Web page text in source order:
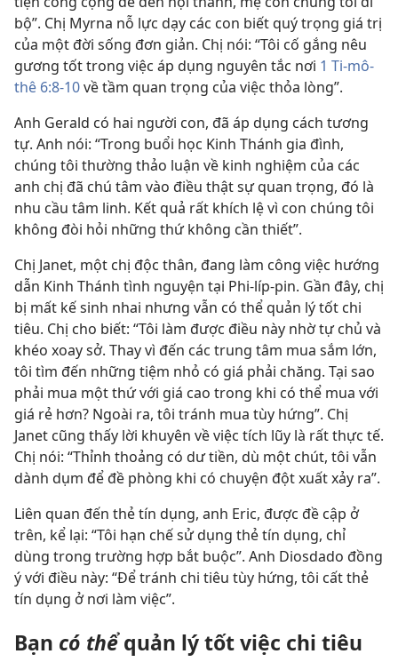
bộ”. Chị Myrna nỗ lực dạy các con biết quý trọng giá trị
của một đời sống đơn giản. Chị nói: “Tôi cố gắng nêu
gương tốt trong việc áp dụng nguyên tắc nơi 1 Ti-mô-
thê 6:8-10về tầm quan trọng của việc thỏa lòng”.
Anh Gerald có hai người con, đã áp dụng cách tương
tự. Anh nói: “Trong buổi học Kinh Thánh gia đình,
chúng tôi thường thảo luận về kinh nghiệm của các
anh chị đã chú tâm vào điều thật sự quan trọng, đó là
nhu cầu tâm linh. Kết quả rất khích lệ vì con chúng tôi
không đòi hỏi những thứ không cần thiết”.
Chị Janet, một chị độc thân, đang làm công việc hướng
dẫn Kinh Thánh tình nguyện tại Phi-líp-pin. Gần đây, chị
bị mất kế sinh nhai nhưng vẫn có thể quản lý tốt chi
tiêu. Chị cho biết: “Tôi làm được điều này nhờ tự chủ và
khéo xoay sở. Thay vì đến các trung tâm mua sắm lớn,
tôi tìm đến những tiệm nhỏ có giá phải chăng. Tại sao
phải mua một thứ với giá cao trong khi có thể mua với
giá rẻ hơn? Ngoài ra, tôi tránh mua tùy hứng”. Chị
Janet cũng thấy lời khuyên về việc tích lũy là rất thực tế.
Chị nói: “Thỉnh thoảng có dư tiền, dù một chút, tôi vẫn
dành dụm để đề phòng khi có chuyện đột xuất xảy ra”.
Liên quan đến thẻ tín dụng, anh Eric, được đề cập ở
trên, kể lại: “Tôi hạn chế sử dụng thẻ tín dụng, chỉ
dùng trong trường hợp bắt buộc”. Anh Diosdado đồng
ý với điều này: “Để tránh chi tiêu tùy hứng, tôi cất thẻ
tín dụng ở nơi làm việc”.
Bạn có thểquản lý tốt việc chi tiêu